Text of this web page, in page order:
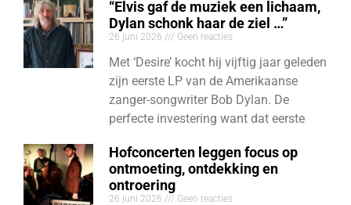
“Elvis gaf de muziek een lichaam,
Dylan schonk haar de ziel …”
26 juni 2026 Geen reacties
Met ‘Desire’ kocht hij vijftig jaar geleden
zijn eerste LP van de Amerikaanse
zanger-songwriter Bob Dylan. De
perfecte investering want dat eerste
Hofconcerten leggen focus op
ontmoeting, ontdekking en
ontroering
26 juni 2026 Geen reacties